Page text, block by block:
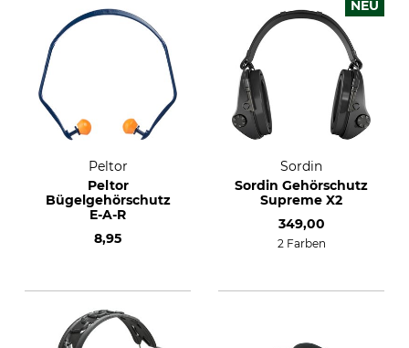
Peltor
Peltor
Bügelgehörschutz
E-A-R
8,95
NEU
Sordin
Sordin Gehörschutz
Supreme X2
349,00
2 Farben